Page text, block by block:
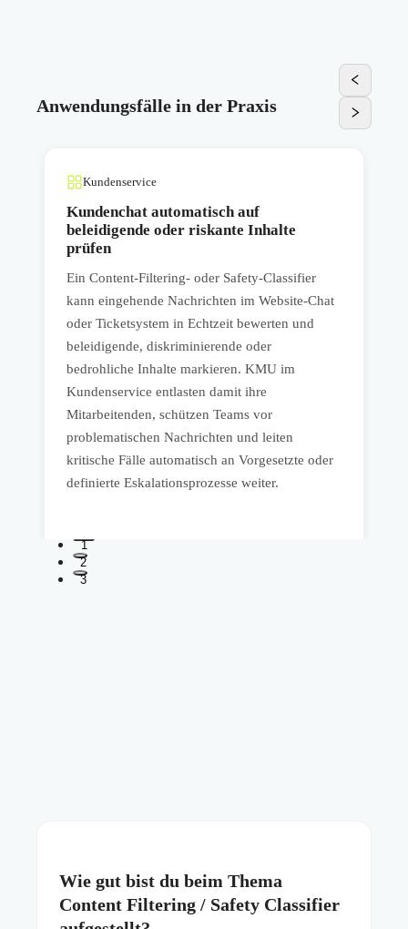
Anwendungsfälle in der Praxis
Kundenservice
Kundenchat automatisch auf
beleidigende oder riskante Inhalte
prüfen
Ein Content-Filtering- oder Safety-Classifier
kann eingehende Nachrichten im Website-Chat
oder Ticketsystem in Echtzeit bewerten und
beleidigende, diskriminierende oder
bedrohliche Inhalte markieren. KMU im
Kundenservice entlasten damit ihre
Mitarbeitenden, schützen Teams vor
problematischen Nachrichten und leiten
kritische Fälle automatisch an Vorgesetzte oder
definierte Eskalationsprozesse weiter.
1
2
3
Wie gut bist du beim Thema
Content Filtering / Safety Classifier